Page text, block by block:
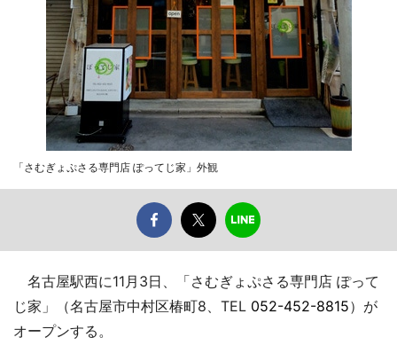
「さむぎょぷさる専門店 ぽってじ家」外観
名古屋駅西に11月3日、「さむぎょぷさる専門店 ぽって
じ家」（名古屋市中村区椿町8、TEL 052-452-8815）が
オープンする。